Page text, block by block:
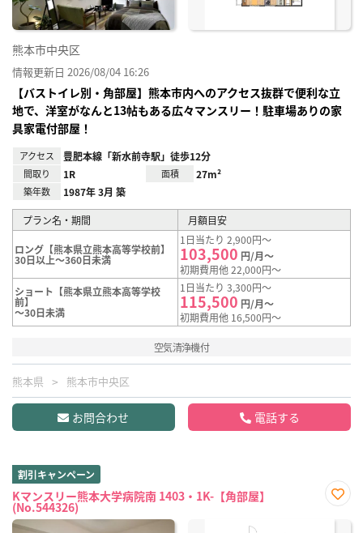
熊本市中央区
情報更新日 2026/08/04 16:26
【バストイレ別・角部屋】熊本市内へのアクセス抜群で便利な立
地で、洋室がなんと13帖もある広々マンスリー！駐車場ありの家
具家電付部屋！
アクセス 豊肥本線「新水前寺駅」徒歩12分
間取り 1R 面積 27m²
築年数 1987年 3月 築
プラン名・期間 月額目安
ロング【熊本県立熊本高等学校前】
30日以上～360日未満
1日当たり 2,900円～
103,500 円/月～
初期費用他 22,000円～
ショート【熊本県立熊本高等学校
前】
～30日未満
1日当たり 3,300円～
115,500 円/月～
初期費用他 16,500円～
空気清浄機付
熊本県 熊本市中央区
お問合わせ 電話する
割引キャンペーン
Kマンスリー熊本大学病院南 1403・1K-【角部屋】
(No.544326)
に入